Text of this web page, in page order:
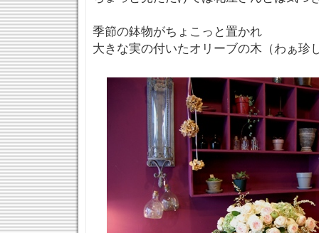
季節の鉢物がちょこっと置かれ
大きな実の付いたオリーブの木（わぁ珍